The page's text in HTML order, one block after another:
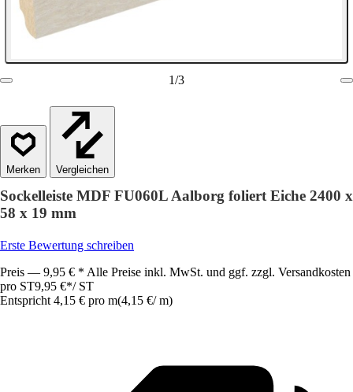
1/3
Vergleichen
Sockelleiste MDF FU060L Aalborg foliert Eiche 2400 x
58 x 19 mm
Erste Bewertung schreiben
Preis — 9,95 € * Alle Preise inkl. MwSt. und ggf. zzgl. Versandkosten
pro ST9,95 €*/ ST
Entspricht 4,15 € pro m(4,15 €/ m)